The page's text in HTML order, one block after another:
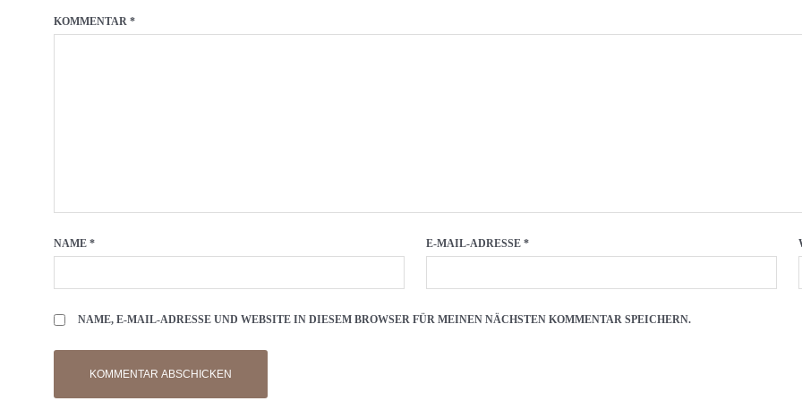
KOMMENTAR *
NAME * E-MAIL-ADRESSE*
NAME, E-MAIL-ADRESSE UND WEBSITE IN DIESEM BROWSER FÜR MEINEN NÄCHSTEN KOMMENTAR SPEICHERN.